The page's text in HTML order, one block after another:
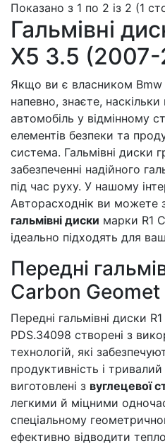
Показано з 1 по 2 із 2 (1
Гальмівні
X5 3.5 (2007-
Якщо ви є власником
напевно, знаєте,
автомобіль у відмінному
елементів безпеки та
система. Гальмівні диски
забезпеченні надійного
під час руху. У нашому
Авторасходнік ви можете
гальмівні диски марки R1
ідеально підходять для
Передні
Carbon
Передні гальмівні диски
PDS.34098 створені з
технологій, які
продуктивність і
виготовлені з вуглецевої
легкими й міцними
спеціальному
ефективно відводити